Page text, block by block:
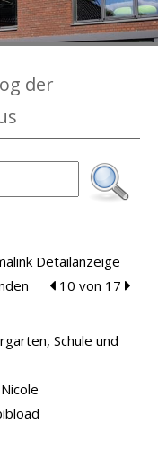
der
Detailanzeige
zum vorherigen
10 von 17 zum
Schule und
diesem Verfasser